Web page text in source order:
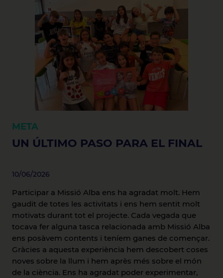
META
UN ÚLTIMO PASO PARA EL FINAL
10/06/2026
Participar a Missió Alba ens ha agradat molt. Hem
gaudit de totes les activitats i ens hem sentit molt
motivats durant tot el projecte. Cada vegada que
tocava fer alguna tasca relacionada amb Missió Alba
ens posàvem contents i teníem ganes de començar.
Gràcies a aquesta experiència hem descobert coses
noves sobre la llum i hem après més sobre el món
de la ciència. Ens ha agradat poder experimentar,